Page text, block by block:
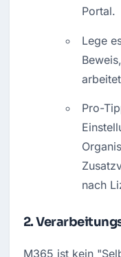
Portal.
Lege
Pro-
nach
2.
M365 ist kein